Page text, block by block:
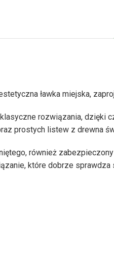
ławka miejska,
rozwiązania, dzięki
prostych listew z drewna
również
które dobrze sprawdza